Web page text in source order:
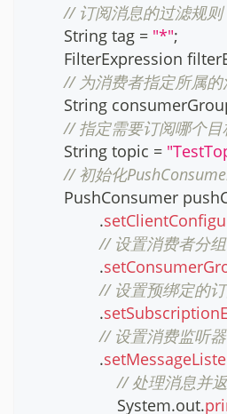
// 订阅消息的过滤规
String tag = "*";
FilterExpression
// 为消费者指定所属
String
// 指定需要订阅哪个
String topic =
// 初始化
PushConsumer
.
// 设置消费者分组
.
// 设置预绑定的订
.
// 设置消费监听器
.
// 处理消息并
System.out.